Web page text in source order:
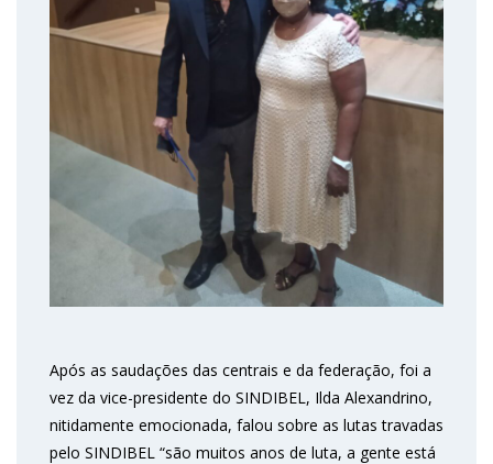
Após as saudações das centrais e da federação, foi a
vez da vice-presidente do SINDIBEL, Ilda Alexandrino,
nitidamente emocionada, falou sobre as lutas travadas
pelo SINDIBEL “são muitos anos de luta, a gente está